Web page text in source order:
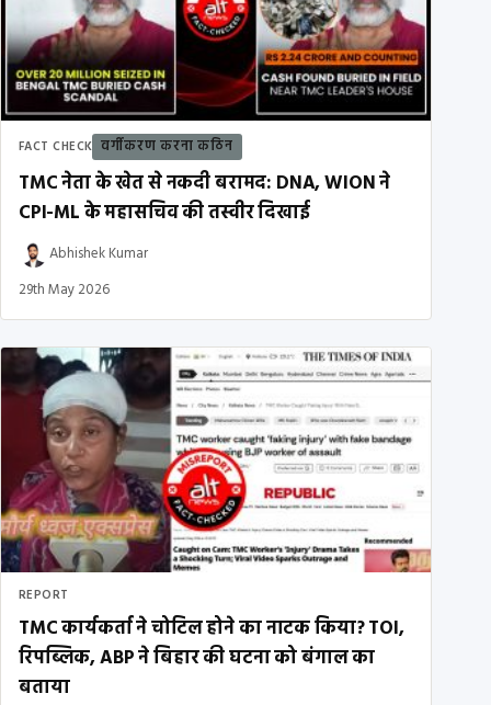
FACT CHECK वर्गीकरण करना कठिन
TMC नेता के खेत से नकदी बरामद: DNA, WION ने
CPI-ML के महासचिव की तस्वीर दिखाई
Abhishek Kumar
29th May 2026
REPORT
TMC कार्यकर्ता ने चोटिल होने का नाटक किया? TOI,
रिपब्लिक, ABP ने बिहार की घटना को बंगाल का
बताया